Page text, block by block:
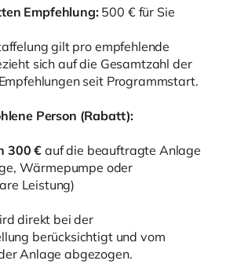
Empfehlung:500 € für Sie
gilt pro empfehlende
sich auf die Gesamtzahl der
seit Programmstart.
Person (Rabatt):
300 € auf die beauftragte Anlage
Wärmepumpe oder
Leistung)
direkt bei der
berücksichtigt und vom
Anlage abgezogen.